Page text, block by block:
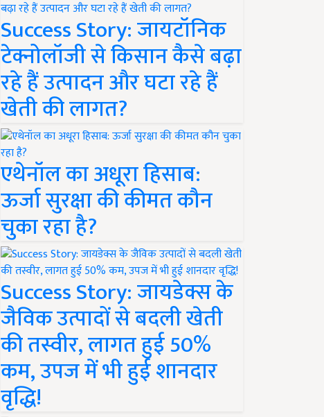
Success Story: जायटॉनिक
टेक्नोलॉजी से किसान कैसे बढ़ा
रहे हैं उत्पादन और घटा रहे हैं
खेती की लागत?
एथेनॉल का अधूरा हिसाब:
ऊर्जा सुरक्षा की कीमत कौन
चुका रहा है?
Success Story: जायडेक्स के
जैविक उत्पादों से बदली खेती
की तस्वीर, लागत हुई 50%
कम, उपज में भी हुई शानदार
वृद्धि!